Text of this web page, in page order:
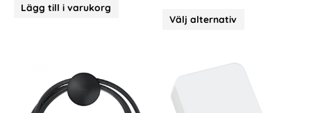
Lägg till i varukorg
Välj alternativ